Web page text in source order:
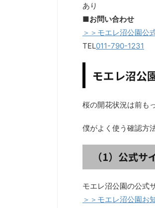
あり
■お問い合わせ
＞＞モエレ沼公園公
TEL011-790-1231
モエレ沼公
桜の開花状況は前も
僕がよく使う確認方
（1）公式サ
モエレ沼公園の公式
＞＞モエレ沼公園お